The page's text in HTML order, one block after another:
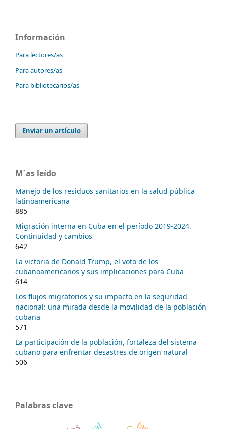
Información
Para lectores/as
Para autores/as
Para bibliotecarios/as
Enviar un artículo
M´as leído
Manejo de los residuos sanitarios en la salud pública
latinoamericana
885
Migración interna en Cuba en el período 2019-2024.
Continuidad y cambios
642
La victoria de Donald Trump, el voto de los
cubanoamericanos y sus implicaciones para Cuba
614
Los flujos migratorios y su impacto en la seguridad
nacional: una mirada desde la movilidad de la población
cubana
571
La participación de la población, fortaleza del sistema
cubano para enfrentar desastres de origen natural
506
Palabras clave